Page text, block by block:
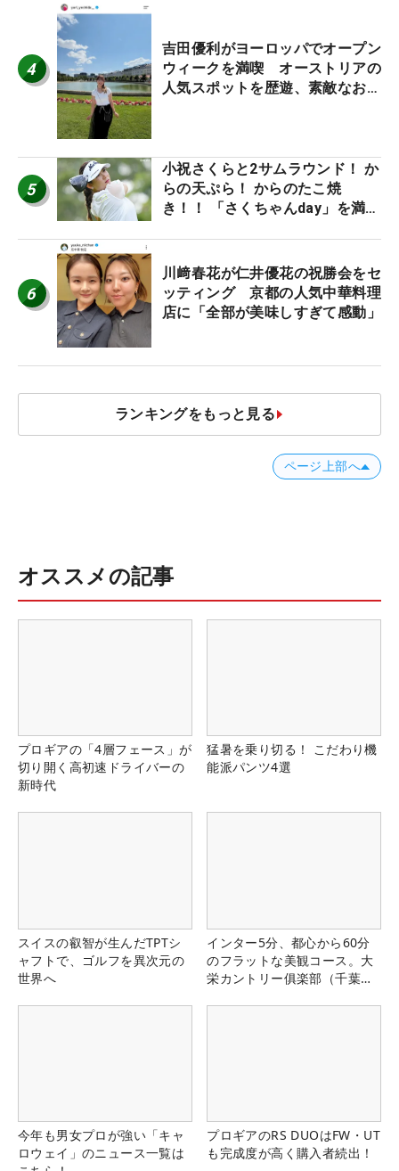
4
吉田優利がヨーロッパでオープン
ウィークを満喫 オーストリアの
人気スポットを歴遊、素敵なお土
5
小祝さくらと2サムラウンド！ か
らの天ぷら！ からのたこ焼
き！！ 「さくちゃんday」を満喫
6
川﨑春花が仁井優花の祝勝会をセ
ッティング 京都の人気中華料理
店に「全部が美味しすぎて感動」
ランキングをもっと見る
ページ上部へ
オススメの記事
プロギアの「4層フェース」が
切り開く高初速ドライバーの
新時代
猛暑を乗り切る！ こだわり機
能派パンツ4選
スイスの叡智が生んだTPTシ
ャフトで、ゴルフを異次元の
世界へ
インター5分、都心から60分
のフラットな美観コース。大
栄カントリー俱楽部（千葉
今年も男女プロが強い「キャ
ロウェイ」のニュース一覧は
プロギアのRS DUOはFW・UT
も完成度が高く購入者続出！